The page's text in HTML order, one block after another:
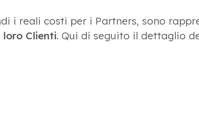
i reali costi per i Partners, sono
Clienti. Qui di seguito il dettaglio